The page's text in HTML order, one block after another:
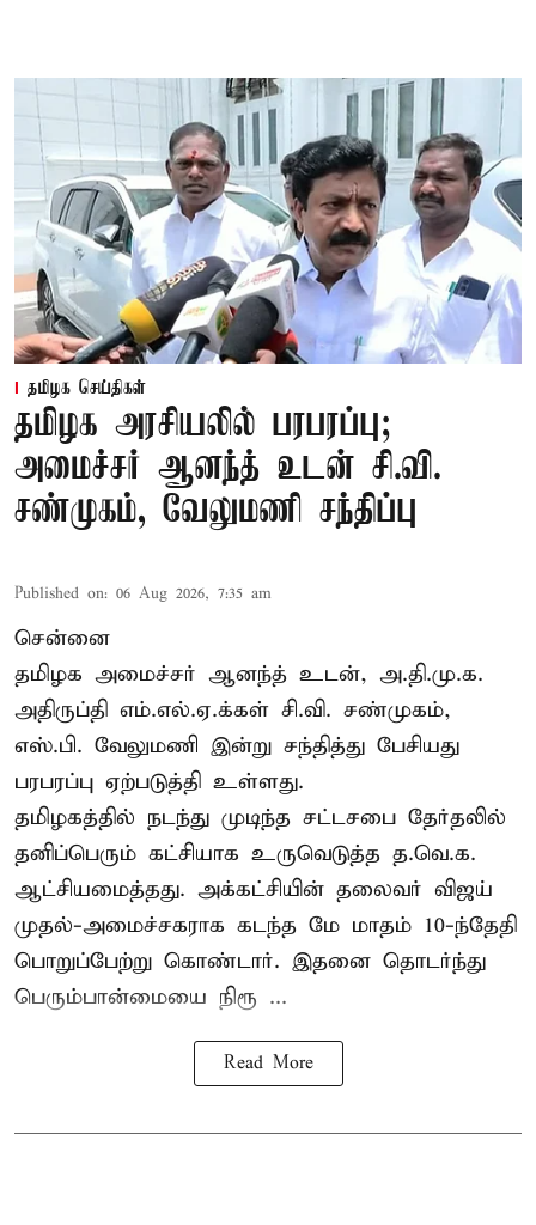
தமிழக செய்திகள்
தமிழக அரசியலில் பரபரப்பு;
அமைச்சர் ஆனந்த் உடன் சி.வி.
சண்முகம், வேலுமணி சந்திப்பு
Published on: 06 Aug 2026, 7:35 am
சென்னை
தமிழக அமைச்சர் ஆனந்த் உடன், அ.தி.மு.க.
அதிருப்தி எம்.எல்.ஏ.க்கள் சி.வி. சண்முகம்,
எஸ்.பி. வேலுமணி இன்று சந்தித்து பேசியது
பரபரப்பு ஏற்படுத்தி உள்ளது.
தமிழகத்தில் நடந்து முடிந்த சட்டசபை தேர்தலில்
தனிப்பெரும் கட்சியாக உருவெடுத்த த.வெ.க.
ஆட்சியமைத்தது. அக்கட்சியின் தலைவர் விஜய்
முதல்-அமைச்சகராக கடந்த மே மாதம் 10-ந்தேதி
பொறுப்பேற்று கொண்டார். இதனை தொடர்ந்து
பெரும்பான்மையை நிரூ ...
Read More